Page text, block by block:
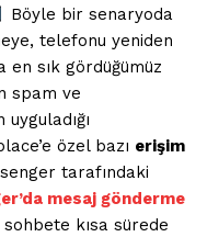
Böyle bir senaryoda
telefonu yeniden
sık gördüğümüz
spam ve
özel bazı erişim
tarafındaki
mesaj gönderme
sohbete kısa sürede